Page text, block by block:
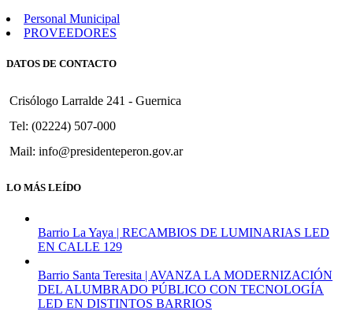
Personal Municipal
PROVEEDORES
DATOS DE CONTACTO
Crisólogo Larralde 241 - Guernica
Tel: (02224) 507-000
Mail: info@presidenteperon.gov.ar
LO MÁS LEÍDO
Barrio La Yaya | RECAMBIOS DE LUMINARIAS LED
EN CALLE 129
Barrio Santa Teresita | AVANZA LA MODERNIZACIÓN
DEL ALUMBRADO PÚBLICO CON TECNOLOGÍA
LED EN DISTINTOS BARRIOS